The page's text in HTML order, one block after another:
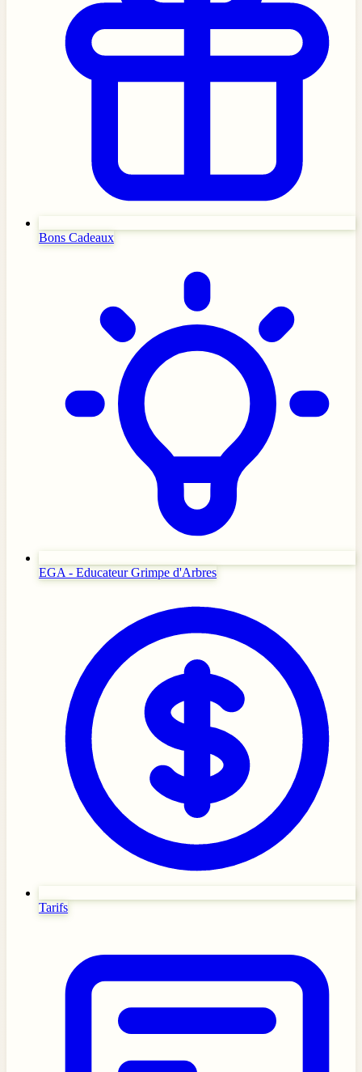
Bons Cadeaux
EGA - Educateur Grimpe d'Arbres
Tarifs